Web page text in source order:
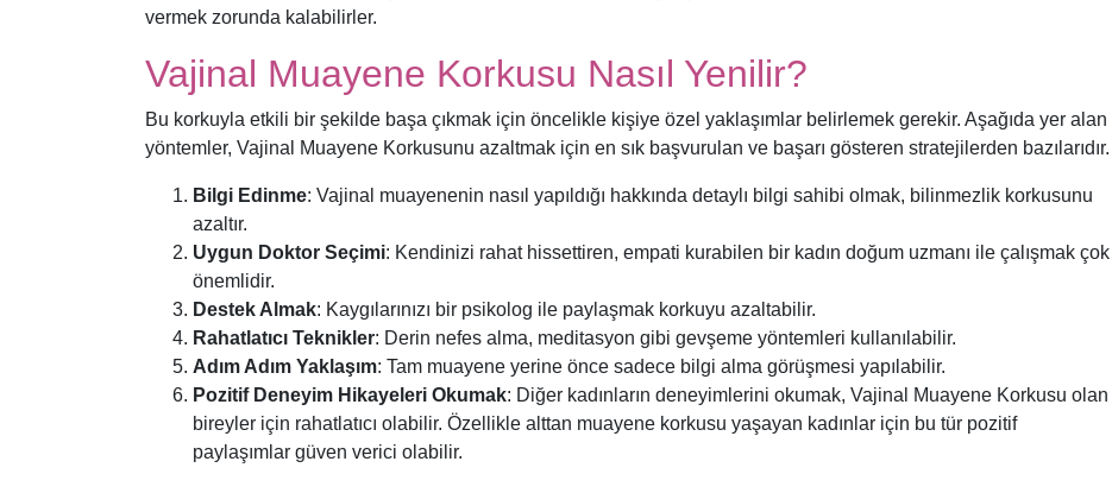
vermek zorunda kalabilirler.
Vajinal Muayene Korkusu Nasıl Yenilir?
Bu korkuyla etkili bir şekilde başa çıkmak için öncelikle kişiye özel yaklaşımlar belirlemek gerekir. Aşağıda yer alan
yöntemler, Vajinal Muayene Korkusunu azaltmak için en sık başvurulan ve başarı gösteren stratejilerden bazılarıdır.
Bilgi Edinme: Vajinal muayenenin nasıl yapıldığı hakkında detaylı bilgi sahibi olmak, bilinmezlik korkusunu
azaltır.
Uygun Doktor Seçimi: Kendinizi rahat hissettiren, empati kurabilen bir kadın doğum uzmanı ile çalışmak çok
önemlidir.
Destek Almak: Kaygılarınızı bir psikolog ile paylaşmak korkuyu azaltabilir.
Rahatlatıcı Teknikler: Derin nefes alma, meditasyon gibi gevşeme yöntemleri kullanılabilir.
Adım Adım Yaklaşım: Tam muayene yerine önce sadece bilgi alma görüşmesi yapılabilir.
Pozitif Deneyim Hikayeleri Okumak: Diğer kadınların deneyimlerini okumak, Vajinal Muayene Korkusu olan
bireyler için rahatlatıcı olabilir. Özellikle alttan muayene korkusu yaşayan kadınlar için bu tür pozitif
paylaşımlar güven verici olabilir.